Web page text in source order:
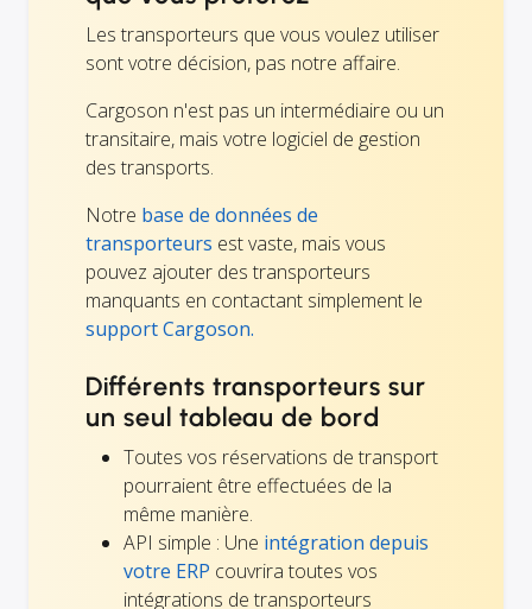
Les transporteurs que vous voulez utiliser
sont votre décision, pas notre affaire.
Cargoson n'est pas un intermédiaire ou un
transitaire, mais votre logiciel de gestion
des transports.
Notre base de données de
transporteurs est vaste, mais vous
pouvez ajouter des transporteurs
manquants en contactant simplement le
support Cargoson.
Différents transporteurs sur
un seul tableau de bord
Toutes vos réservations de transport
pourraient être effectuées de la
même manière.
API simple : Une intégration depuis
votre ERP couvrira toutes vos
intégrations de transporteurs